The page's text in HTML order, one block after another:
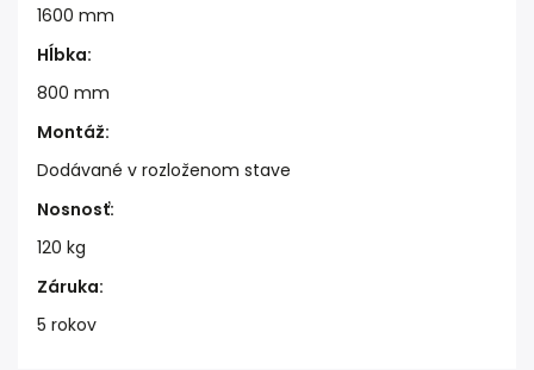
1600 mm
Hĺbka:
800 mm
Montáž:
Dodávané v rozloženom stave
Nosnosť:
120 kg
Záruka:
5 rokov